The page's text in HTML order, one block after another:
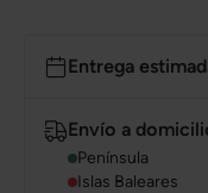
Entrega
Envío a
Península
Islas Baleares